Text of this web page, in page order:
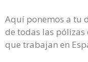
Aquí ponemos a tu
de todas las
que trabajan en